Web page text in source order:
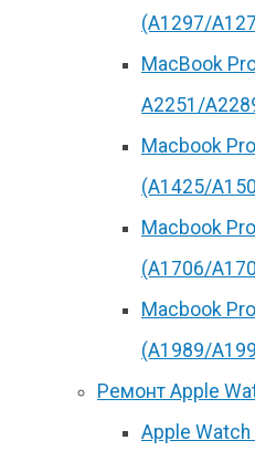
(A1297/
MacBook
А2251/
Macbook
(А1425/
Macbook
(А1706/
Macbook
(А1989/
Ремонт Apple
Apple Watch